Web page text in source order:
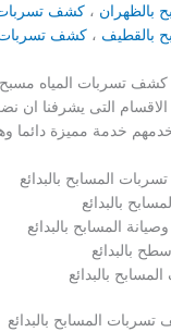
بالظهران ، كشف تسربات
بالقطيف ،كشف تسربات
تسربات المياه مسبح
التى يشرفنا ان
تخدمهم خدمة مميزة دائما
المسابح بالبدائع
بالبدائع
المسابح بالبدائع
بالبدائع
بالبدائع
المسابح بالبدائع